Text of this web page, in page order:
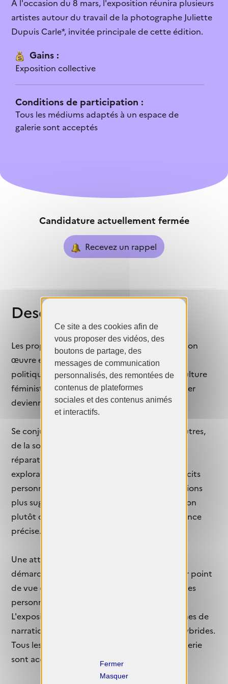
structures culturelles...
Infographie
Je ne connaissais pas cette aide
Le contenu est explicite
Je vais candidater
Je sais qui contacter
L’aide n’est pas ouverte
Je ne sais pas quoi faire après cette
À l'occasion du 8 mars, l'exposition réunira plusieurs
artistes autour du travail de la photographe Juliette
Dupuis Carle*, invitée principale de cette édition.
Gains :
Exposition collective
Conditions de participation :
Tous les médiums adaptés à un espace de
galerie sont acceptés
Candidature actuellement fermée
Recevez un rappel
Description
Les propositions entreront en dialogue avec son
œuvre en abordant les liens entre intime et
politique, à partir du soin envisagé comme culture
féministe, où résister, réparer et se réapproprier
deviennent des gestes de création.
Se conjuguant autour du soin de soi et des autres,
de la sororité et des espaces refuges, de la
réparation ou encore de la mémoire, ces
explorations pourront prendre la forme de récits
personnels ou documentaires ou de propositions
plus suggestives laissant place à l'interprétation
plutôt qu'à la référence directe à une expérience
précise.
Une attention particulière sera portée aux
démarches sensibles, situées — assumant leur point
de vue et leur contexte — et respectueuses des
personnes représentées.
L'exposition encouragera également des formes de
narration non frontales, expérimentales ou hybrides.
Tous les médiums adaptés à un espace de galerie
sont acceptés.
Ce site a des cookies afin de
vous proposer des vidéos, des
boutons de partage, des
messages de communication
personnalisés, des remontées de
contenus de plateformes
sociales et des contenus animés
et interactifs.
X
Masquer